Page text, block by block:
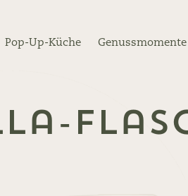
Pop-Up-Küche Genussmomente